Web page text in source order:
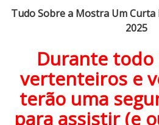
rTudo Sobre a Mostra Um Curta
2025
Durante todo
vertenteiros e
terão uma
para assistir (e